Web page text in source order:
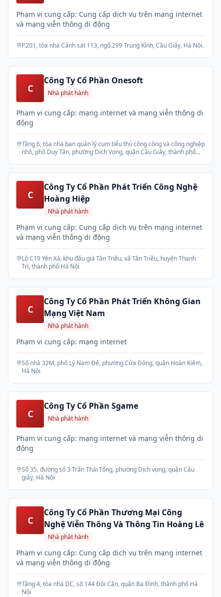
Phạm vi cung cấp: Cung cấp dịch vụ trên mạng internet
và mạng viễn thông di động
P.201, tòa nhà Cảnh sát 113, ngõ 299 Trung Kính, Cầu Giấy, Hà Nội.
C
Công Ty Cổ Phần Onesoft
Nhà phát hành
Phạm vi cung cấp: mạng internet và mạng viễn thông di
động
Tầng 6, tòa nhà ban quản lý cụm tiểu thủ công công và công nghiệp
nhỏ, phố Duy Tân, phường Dịch Vọng, quận Cầu Giấy, thành phố
C
Công Ty Cổ Phần Phát Triển Công Nghệ
Hoàng Hiệp
Nhà phát hành
Phạm vi cung cấp: Cung cấp dịch vụ trên mạng internet
và mạng viễn thông di động
Lô C19 Yên Xá, khu đấu giá Tân Triều, xã Tân Triều, huyện Thanh
Trì, thành phố Hà Nội
C
Công Ty Cổ Phần Phát Triển Không Gian
Mạng Việt Nam
Nhà phát hành
Phạm vi cung cấp: mạng internet
Số nhà 32M, phố Lý Nam Đế, phường Cửa Đông, quận Hoàn Kiếm,
Hà Nội
C
Công Ty Cổ Phần Sgame
Nhà phát hành
Phạm vi cung cấp: mạng internet và mạng viễn thông di
động
Số 35, đường số 3 Trần Thái Tông, phường Dịch vọng, quận Cầu
giấy, Hà Nội
C
Công Ty Cổ Phần Thương Mại Công
Nghệ Viễn Thông Và Thông Tin Hoàng Lê
Nhà phát hành
Phạm vi cung cấp: Cung cấp dịch vụ trên mạng internet
và mạng viễn thông di động
Tầng 4, tòa nhà DC, số 144 Đội Cấn, quận Ba Đình, thành phố Hà
Nội